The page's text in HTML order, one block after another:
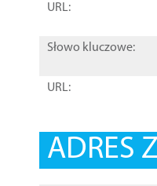
URL:
Słowo kluczowe:
URL:
ADRES